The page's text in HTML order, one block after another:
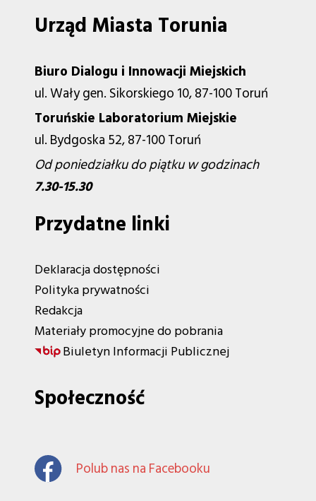
Urząd Miasta Torunia
Biuro Dialogu i Innowacji Miejskich
ul. Wały gen. Sikorskiego 10, 87-100 Toruń
Toruńskie Laboratorium Miejskie
ul. Bydgoska 52, 87-100 Toruń
Od poniedziałku do piątku w godzinach
7.30-15.30
Przydatne linki
Deklaracja dostępności
Polityka prywatności
Redakcja
Materiały promocyjne do pobrania
Biuletyn Informacji Publicznej
Społeczność
Polub nas na Facebooku